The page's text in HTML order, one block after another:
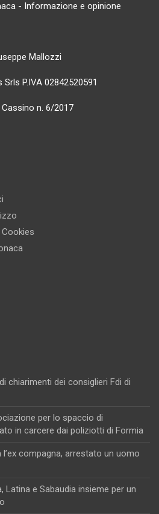
- Informazione e opinione
Mallozzi
P.IVA 02842520591
n. 6/2017
chiarimenti dei consiglieri Fdi di
per lo spaccio di
in carcere dai poliziotti di Formia
compagna, arrestato un uomo
Latina e Sabaudia insieme per un